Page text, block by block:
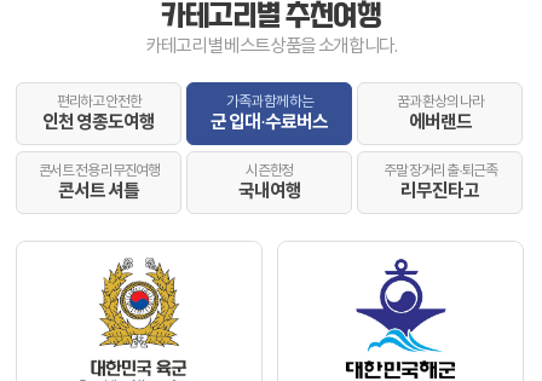
카테고리별 추천여행
카테고리별 베스트상품을 소개합니다.
편리하고 안전한
인천 영종도여행
가족과 함께 하는
군 입대·수료버스
꿈과 환상의 나라
에버랜드
콘서트 전용 리무진여행
콘서트 셔틀
시즌한정
국내여행
주말 장거리 출·퇴근족
리무진타고